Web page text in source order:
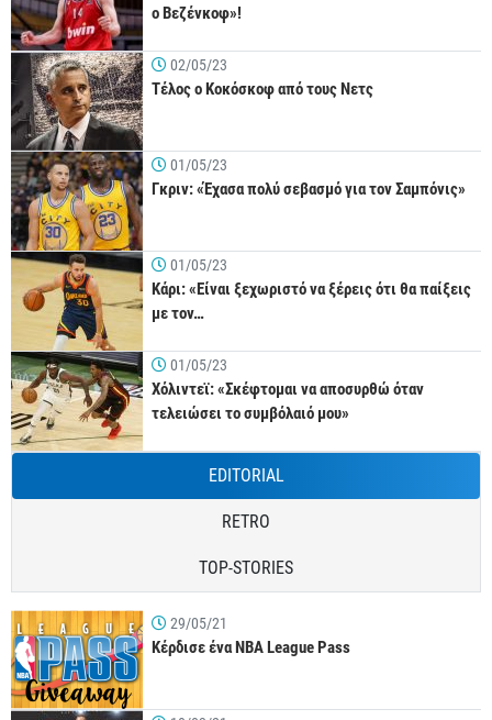
ο Βεζένκοφ»!
02/05/23
Τέλος ο Κοκόσκοφ από τους Νετς
01/05/23
Γκριν: «Έχασα πολύ σεβασμό για τον Σαμπόνις»
01/05/23
Κάρι: «Είναι ξεχωριστό να ξέρεις ότι θα παίξεις
με τον…
01/05/23
Χόλιντεϊ: «Σκέφτομαι να αποσυρθώ όταν
τελειώσει το συμβόλαιό μου»
EDITORIAL
RETRO
TOP-STORIES
29/05/21
Κέρδισε ένα NBA League Pass